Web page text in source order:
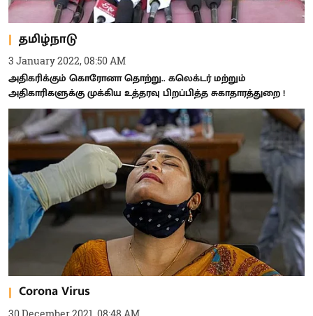
தமிழ்நாடு
3 January 2022, 08:50 AM
அதிகரிக்கும் கொரோனா தொற்று.. கலெக்டர் மற்றும்
அதிகாரிகளுக்கு முக்கிய உத்தரவு பிறப்பித்த சுகாதாரத்துறை !
Corona Virus
30 December 2021, 08:48 AM